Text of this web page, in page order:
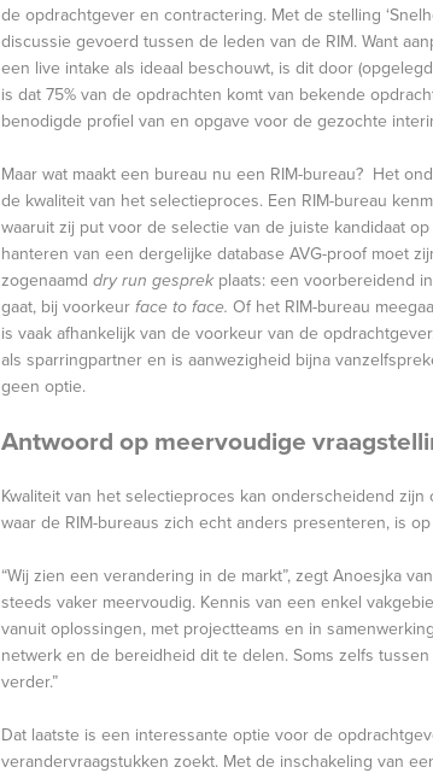
de opdrachtgever en contractering. Met de stelling
discussie gevoerd tussen de leden van de RIM. Want
een live intake als ideaal beschouwt, is dit door
is dat 75% van de opdrachten komt van bekende
benodigde profiel van en opgave voor de gezochte
Maar wat maakt een bureau nu een RIM-bureau? Het
de kwaliteit van het selectieproces. Een RIM-bureau
waaruit zij put voor de selectie van de juiste kandidaat
hanteren van een dergelijke database AVG-proof moet
zogenaamd dry run gesprekplaats: een voorbereidend
gaat, bij voorkeur face to face. Of het RIM-bureau
is vaak afhankelijk van de voorkeur van de
als sparringpartner en is aanwezigheid bijna
geen optie.
Antwoord op meervoudige
Kwaliteit van het selectieproces kan onderscheidend
waar de RIM-bureaus zich echt anders presenteren, is
“Wij zien een verandering in de markt”, zegt Anoesjka
steeds vaker meervoudig. Kennis van een enkel
vanuit oplossingen, met projectteams en in
netwerk en de bereidheid dit te delen. Soms zelfs
verder.”
Dat laatste is een interessante optie voor de
verandervraagstukken zoekt. Met de inschakeling van